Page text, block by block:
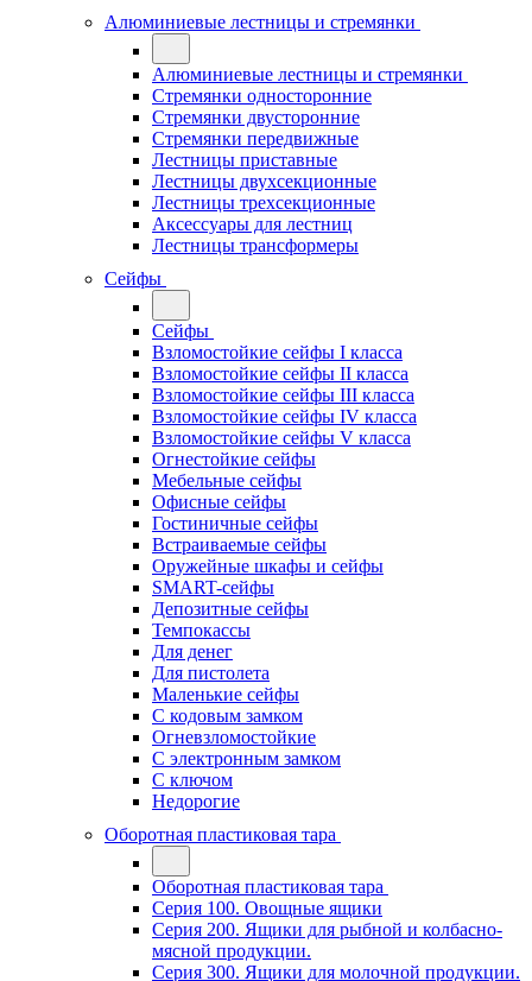
Алюминиевые лестницы и стремянки
Алюминиевые лестницы и стремянки
Стремянки односторонние
Стремянки двусторонние
Стремянки передвижные
Лестницы приставные
Лестницы двухсекционные
Лестницы трехсекционные
Аксессуары для лестниц
Лестницы трансформеры
Сейфы
Сейфы
Взломостойкие сейфы I класса
Взломостойкие сейфы II класса
Взломостойкие сейфы III класса
Взломостойкие сейфы IV класса
Взломостойкие сейфы V класса
Огнестойкие сейфы
Мебельные сейфы
Офисные сейфы
Гостиничные сейфы
Встраиваемые сейфы
Оружейные шкафы и сейфы
SMART-сейфы
Депозитные сейфы
Темпокассы
Для денег
Для пистолета
Маленькие сейфы
С кодовым замком
Огневзломостойкие
С электронным замком
С ключом
Недорогие
Оборотная пластиковая тара
Оборотная пластиковая тара
Серия 100. Овощные ящики
Серия 200. Ящики для рыбной и колбасно-
мясной продукции.
Серия 300. Ящики для молочной продукции.